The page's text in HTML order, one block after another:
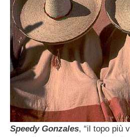
Speedy Gonzales, “il topo più